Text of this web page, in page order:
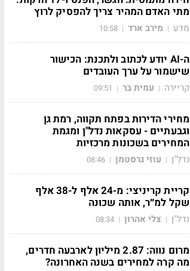
מתי האדם המהיר צריך להפסיק לרוץ
מדע | מירב ארד |
10:58
ה-AI יודע לכתוב ולתכנת: הכישור
שישמור על ערך העובדים
קריירה | עמית בר |
09:51
מחירי הדירות בפתח תקווה, רמת גן
וגבעתיים - עסקאות נדל"ן ומגמת
המחירים בשכונות מרכזיות
נדל"ן | עוזי גרסטמן |
08:46
קריית קריניצי: מ-24 אלף ל-38 אלף
שקל למ״ר, אותה שכונה
נדל"ן | צלי אהרון |
08:34
מרום נווה: 2.87 מיליון לארבעה חדרים,
מה קרה למחירים בשנה האחרונה?